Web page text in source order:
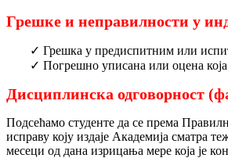
Грешке и неправилности у
✓ Грешка у предиспитним или
✓ Погрешно уписана или оцена која
Дисциплинска одговорност
Подсећамо студенте да се према
исправу коју издаје Академија сматра
месеци од дана изрицања мере која је